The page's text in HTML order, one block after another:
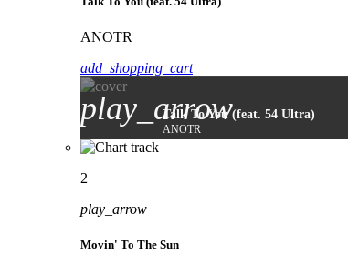
ANOTR
add_shopping_cart
play_arrowTalk To You (feat. 54 Ultra)
ANOTR
2
play_arrow
Movin' To The Sun